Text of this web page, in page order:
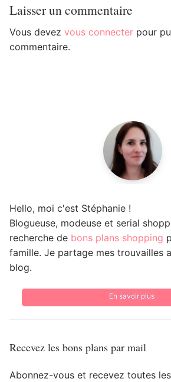
Laisser un commentaire
Vous devez vous connecter pour
commentaire.
Hello, moi c'est Stéphanie !
Blogueuse, modeuse et serial
recherche de bons plans shopping
famille. Je partage mes trouvailles
blog.
En savoir plus
Recevez les bons plans par mail
Abonnez-vous et recevez toutes